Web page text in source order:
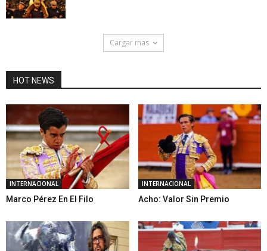
Cargar mas
HOT NEWS
INTERNACIONAL
Marco Pérez En El Filo
INTERNACIONAL
Acho: Valor Sin Premio